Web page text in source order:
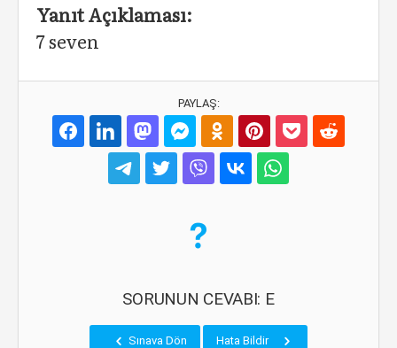
Yanıt Açıklaması:
7 seven
PAYLAŞ:
SORUNUN CEVABI: E
Sınava Dön Hata Bildir